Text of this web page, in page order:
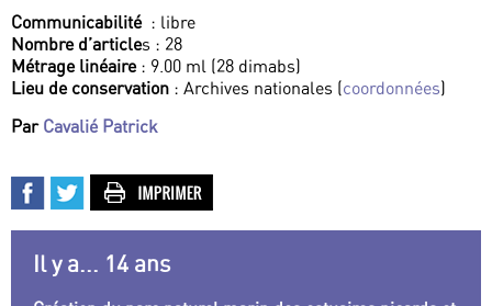
Communicabilité : libre
Nombre d’articles : 28
Métrage linéaire: 9.00 ml (28 dimabs)
Lieu de conservation : Archives nationales (coordonnées)
Par Cavalié Patrick
Il y a... 14 ans